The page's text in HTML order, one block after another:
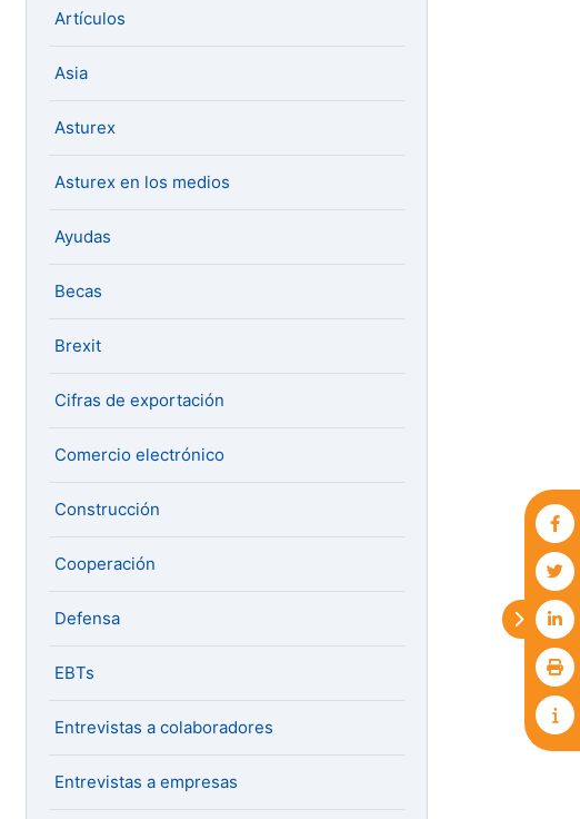
Artículos
Asia
Asturex
Asturex en los medios
Ayudas
Becas
Brexit
Cifras de exportación
Comercio electrónico
Construcción
Cooperación
Defensa
EBTs
Entrevistas a colaboradores
Entrevistas a empresas